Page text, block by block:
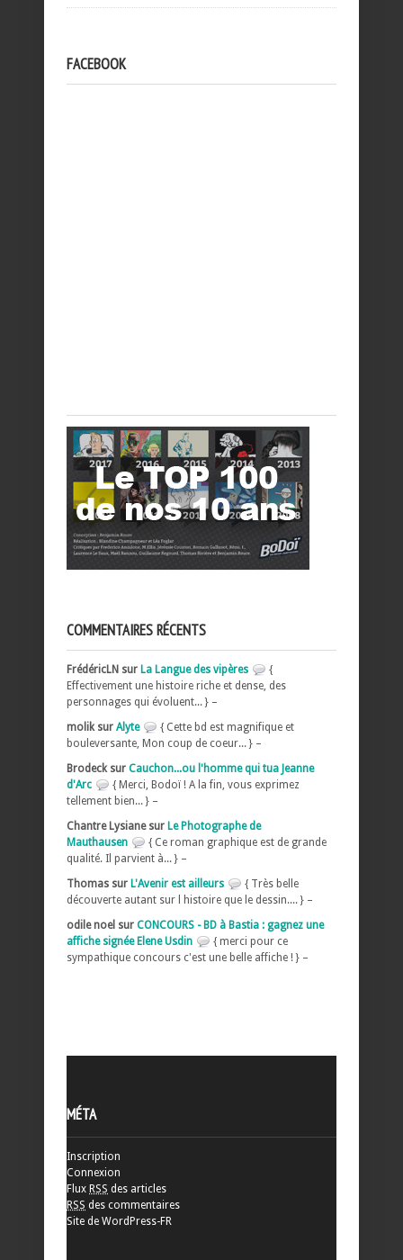
FACEBOOK
COMMENTAIRES RÉCENTS
FrédéricLN sur La Langue des vipères
{
Effectivement une histoire riche et dense, des
personnages qui évoluent... } –
molik sur Alyte
{ Cette bd est magnifique et
bouleversante, Mon coup de coeur... } –
Brodeck sur Cauchon...ou l'homme qui tua Jeanne
d'Arc
{ Merci, Bodoï ! A la fin, vous exprimez
tellement bien... } –
Chantre Lysiane sur Le Photographe de
Mauthausen
{ Ce roman graphique est de grande
qualité. Il parvient à... } –
Thomas sur L'Avenir est ailleurs
{ Très belle
découverte autant sur l histoire que le dessin.... } –
odile noel sur CONCOURS - BD à Bastia : gagnez une
affiche signée Elene Usdin
{ merci pour ce
sympathique concours c'est une belle affiche ! } –
MÉTA
Inscription
Connexion
Flux RSS des articles
RSS des commentaires
Site de WordPress-FR